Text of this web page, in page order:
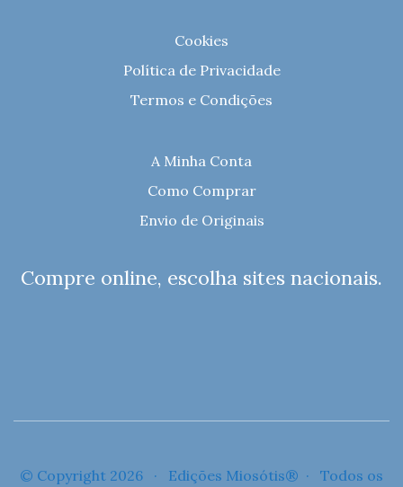
Cookies
Política de Privacidade
Termos e Condições
A Minha Conta
Como Comprar
Envio de Originais
Compre online, escolha sites nacionais.
© Copyright 2026 · Edições Miosótis® · Todos os